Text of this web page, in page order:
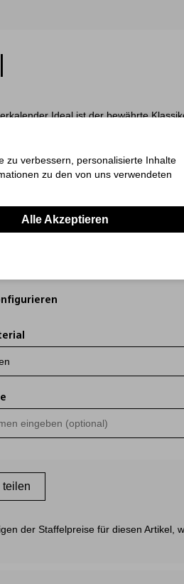
Ideal ist der bewährte
schätzen. Mit
praktische Wochenübersicht auf zwei
Sonn- und Feiertage in Rot (HKS 14)
dem unteren Blatt sowie einen
Der Kalender ist in einer Vielzahl
Veredelungsmöglichkeiten
und nachhaltige Werbekampagnen
teilen
der Staffelpreise für diesen Artikel,
zu verbessern, personalisierte Inhalte
zu den von uns verwendeten
Alle Akzeptieren